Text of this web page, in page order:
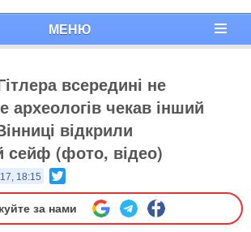
МЕНЮ
всередині не
археологів чекав інший
відкрили
сейф (фото, відео)
18:15
за нами